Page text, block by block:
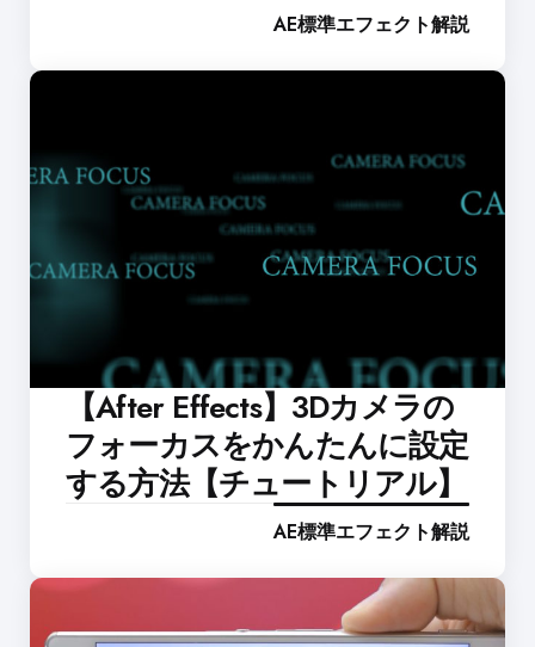
AE標準エフェクト解説
【After Effects】3Dカメラの
フォーカスをかんたんに設定
する方法【チュートリアル】
AE標準エフェクト解説